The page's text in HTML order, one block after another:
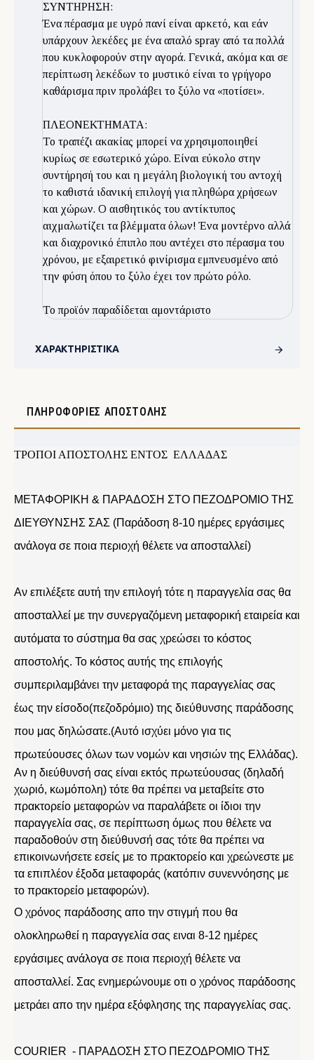
ΣΥΝΤΗΡΗΣΗ:
Ένα πέρασμα με υγρό πανί είναι αρκετό, και εάν
υπάρχουν λεκέδες με ένα απαλό spray από τα πολλά
που κυκλοφορούν στην αγορά. Γενικά, ακόμα και σε
περίπτωση λεκέδων το μυστικό είναι το γρήγορο
καθάρισμα πριν προλάβει το ξύλο να «ποτίσει».
ΠΛΕΟΝΕΚΤΗΜΑΤΑ:
Το τραπέζι ακακίας μπορεί να χρησιμοποιηθεί
κυρίως σε εσωτερικό χώρο. Είναι εύκολο στην
συντήρησή του και η μεγάλη βιολογική του αντοχή
το καθιστά ιδανική επιλογή για πληθώρα χρήσεων
και χώρων. Ο αισθητικός του αντίκτυπος
αιχμαλωτίζει τα βλέμματα όλων! Ένα μοντέρνο αλλά
και διαχρονικό έπιπλο που αντέχει στο πέρασμα του
χρόνου, με εξαιρετικό φινίρισμα εμπνευσμένο από
την φύση όπου το ξύλο έχει τον πρώτο ρόλο.
Το προϊόν παραδίδεται αμοντάριστο
ΧΑΡΑΚΤΗΡΙΣΤΙΚΆ
ΠΛΗΡΟΦΟΡΊΕΣ ΑΠΟΣΤΟΛΉΣ
ΤΡΟΠΟΙ ΑΠΟΣΤΟΛΗΣ ΕΝΤΟΣ ΕΛΛΑΔΑΣ
ΜΕΤΑΦΟΡΙΚΗ & ΠΑΡΑΔΟΣΗ ΣΤΟ ΠΕΖΟΔΡΟΜΙΟ ΤΗΣ
ΔΙΕΥΘΥΝΣΗΣ ΣΑΣ (Παράδοση 8-10 ημέρες εργάσιμες
ανάλογα σε ποια περιοχή θέλετε να αποσταλλεί)
Αν επιλέξετε αυτή την επιλογή τότε η παραγγελία σας θα
αποσταλλεί με την συνεργαζόμενη μεταφορική εταιρεία και
αυτόματα το σύστημα θα σας χρεώσει το κόστος
αποστολής. Το κόστος αυτής της επιλογής
συμπεριλαμβάνει την μεταφορά της παραγγελίας σας
έως την είσοδο(πεζοδρόμιο) της διεύθυνσης παράδοσης
που μας δηλώσατε.(Αυτό ισχύει μόνο για τις
πρωτεύουσες όλων των νομών και νησιών της Ελλάδας).
Αν η διεύθυνσή σας είναι εκτός πρωτεύουσας (δηλαδή
χωριό, κωμόπολη) τότε θα πρέπει να μεταβείτε στο
πρακτορείο μεταφορών να παραλάβετε οι ίδιοι την
παραγγελία σας, σε περίπτωση όμως που θέλετε να
παραδοθούν στη διεύθυνσή σας τότε θα πρέπει να
επικοινωνήσετε εσείς με το πρακτορείο και χρεώνεστε με
τα επιπλέον έξοδα μεταφοράς (κατόπιν συνεννόησης με
το πρακτορείο μεταφορών).
Ο χρόνος παράδοσης απο την στιγμή που θα
ολοκληρωθεί η παραγγελία σας ειναι 8-12 ημέρες
εργάσιμες ανάλογα σε ποια περιοχή θέλετε να
αποσταλλεί. Σας ενημερώνουμε οτι ο χρόνος παράδοσης
μετράει απο την ημέρα εξόφλησης της παραγγελίας σας.
COURIER - ΠΑΡΑΔΟΣΗ ΣΤΟ ΠΕΖΟΔΡΟΜΙΟ ΤΗΣ